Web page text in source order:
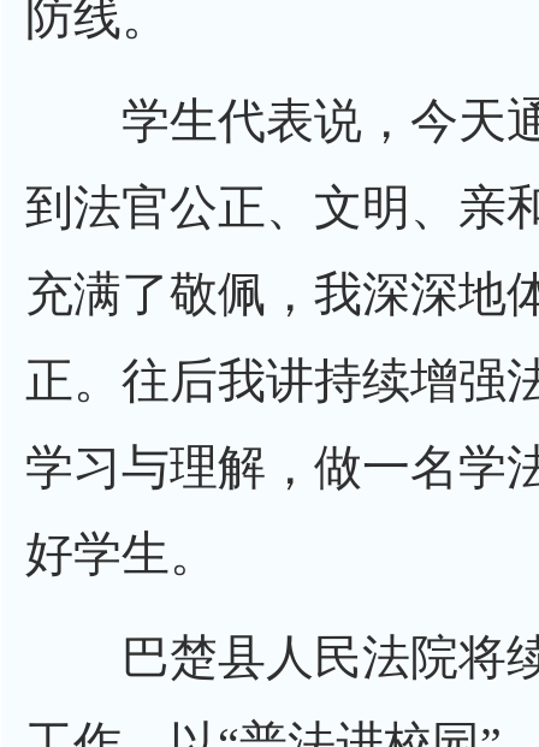
防线。
学生代表说，今天
到法官公正、文明、亲
充满了敬佩，我深深地
正。往后我讲持续增强
学习与理解，做一名学
好学生。
巴楚县人民法院将